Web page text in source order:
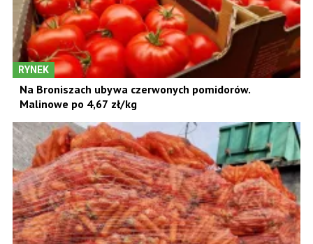
RYNEK
Na Broniszach ubywa czerwonych pomidorów.
Malinowe po 4,67 zł/kg